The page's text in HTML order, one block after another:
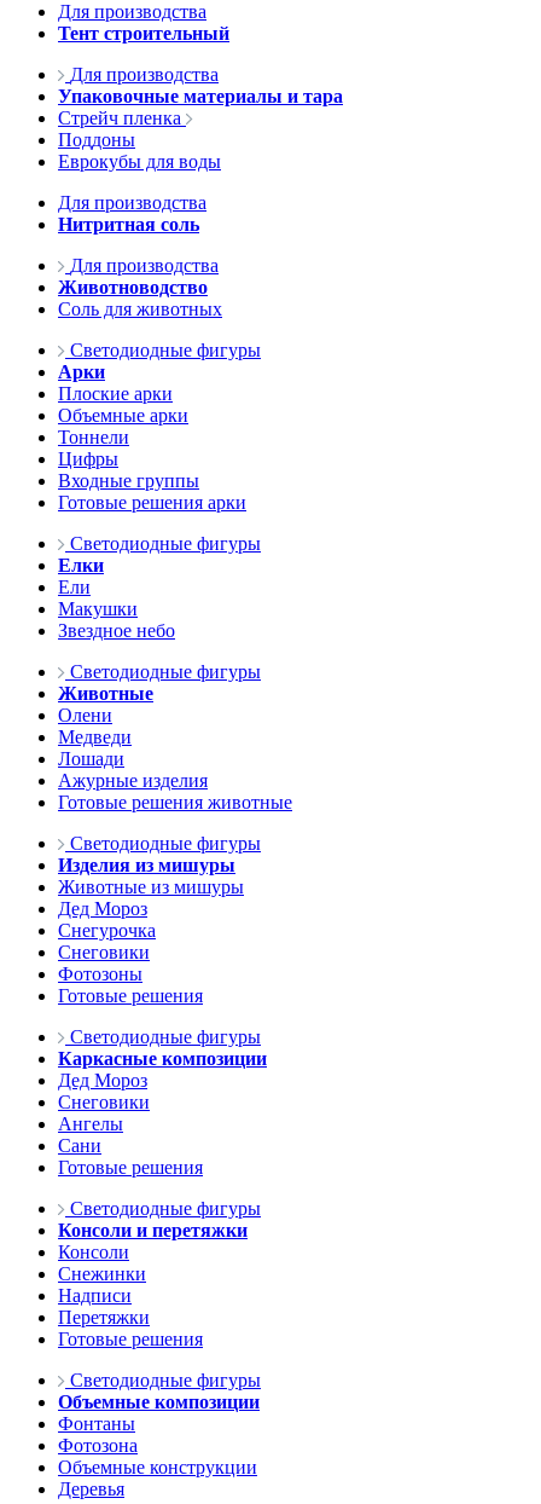
Для производства
Тент строительный
Для производства
Упаковочные материалы и тара
Стрейч пленка
Поддоны
Еврокубы для воды
Для производства
Нитритная соль
Для производства
Животноводство
Соль для животных
Светодиодные фигуры
Арки
Плоские арки
Объемные арки
Тоннели
Цифры
Входные группы
Готовые решения арки
Светодиодные фигуры
Елки
Ели
Макушки
Звездное небо
Светодиодные фигуры
Животные
Олени
Медведи
Лошади
Ажурные изделия
Готовые решения животные
Светодиодные фигуры
Изделия из мишуры
Животные из мишуры
Дед Мороз
Снегурочка
Снеговики
Фотозоны
Готовые решения
Светодиодные фигуры
Каркасные композиции
Дед Мороз
Снеговики
Ангелы
Сани
Готовые решения
Светодиодные фигуры
Консоли и перетяжки
Консоли
Снежинки
Надписи
Перетяжки
Готовые решения
Светодиодные фигуры
Объемные композиции
Фонтаны
Фотозона
Объемные конструкции
Деревья